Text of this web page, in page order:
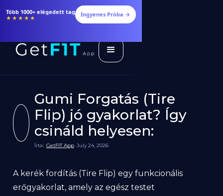
Több 1000+ elégedett tag
★★★★★ Ingyenes Próba →
Gumi Forgatás (Tire
Flip) jó gyakorlat? Így
csináld helyesen:
Írta: GetFIT App July 24, 2026
A kerék fordítás (Tire Flip) egy funkcionális
erőgyakorlat, amely az egész testet